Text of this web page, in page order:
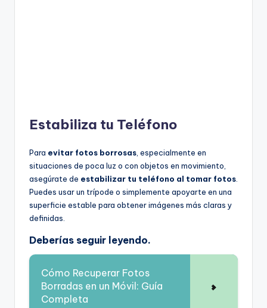
Estabiliza tu Teléfono
Para evitar fotos borrosas , especialmente en
situaciones de poca luz o con objetos en movimiento,
asegúrate de estabilizar tu teléfono al tomar fotos
Puedes usar un trípode o simplemente apoyarte en una
superficie estable para obtener imágenes más claras y
definidas.
Deberías seguir leyendo.
Cómo Recuperar Fotos
Borradas en un Móvil: Guía
Completa